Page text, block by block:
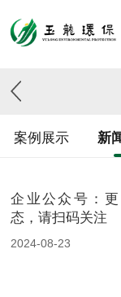
案例展示 新
企业公众号：
态，请扫码关注
2024-08-23